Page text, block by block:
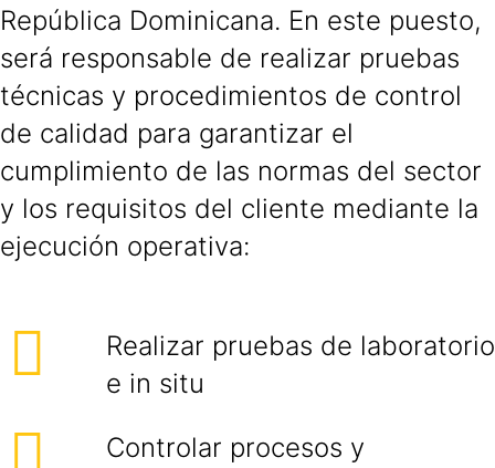
República Dominicana. En este puesto,
será responsable de realizar pruebas
técnicas y procedimientos de control
de calidad para garantizar el
cumplimiento de las normas del sector
y los requisitos del cliente mediante la
ejecución operativa:
Realizar pruebas de laboratorio
e in situ
Controlar procesos y